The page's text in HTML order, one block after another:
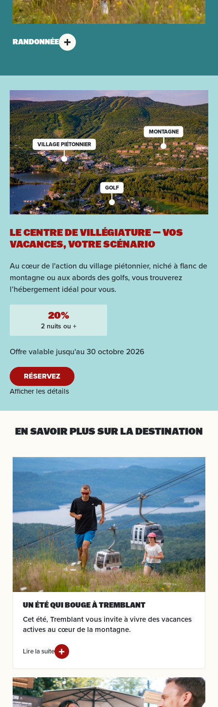
RANDONNÉE
MONTAGNE
VILLAGE PIÉTONNIER
GOLF
LE CENTRE DE VILLÉGIATURE — VOS
VACANCES, VOTRE SCÉNARIO
Au cœur de l'action du village piétonnier, niché à flanc de
montagne ou aux abords des golfs, vous trouverez
l’hébergement idéal pour vous.
20%
2 nuits ou +
Offre valable jusqu'au 30 octobre 2026
RÉSERVEZ
Afficher les détails
EN SAVOIR PLUSSUR LA DESTINATION
UN ÉTÉ QUI BOUGE À TREMBLANT
Cet été, Tremblant vous invite à vivre des vacances
actives au cœur de la montagne.
Lire la suite